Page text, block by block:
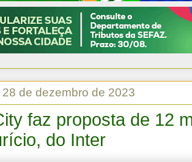
de dezembro de 2023
faz proposta de 12
do Inter